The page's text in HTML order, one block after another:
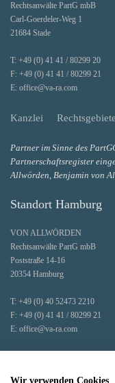
Rechtsanwälte PartG mbB
Carl-Goerdeler-Weg 1
21684 Stade
T: +49 (0) 41 41 / 80299 20
F: +49 (0) 41 41 / 80299 21
E: office@va-ra.com
Kanzlei Rechtsgebiete
Partner im Sinne des
Partnerschaftsregister
Allwörden, Benjamin von
Standort Hamburg
VON ALLWÖRDEN
Rechtsanwälte PartG mbB
Poststraße 14-16
20354 Hamburg
T: +49 (0) 40 52473 2210
F: +49 (0) 41 41 / 80299 21
E: office@va-ra.com
Wir verwenden Cookies